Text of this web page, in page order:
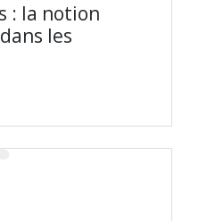
ouvrables
automobiles
: la notion
les